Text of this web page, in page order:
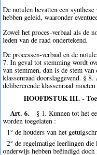
De notulen bevatten een
hebben geleid, waaronder
Zowel het proces-verbaal als de
leden van de raad ondertekend.
De processen-verbaal en de
7. In geval tot stemming wordt
van stemmen, dan is de stem
klassenraad doorslaggevend. §
delibererende klassenraad
HOOFDSTUK III. -
Art. 6.
§ 1. Kunnen tot het
worden toegelaten :
1° de houders van het
2° de regelmatige leerlingen die
onderwijs hebben beëindigd